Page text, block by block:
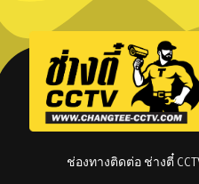
ช่องทางติดต่อ ช่างตี๋